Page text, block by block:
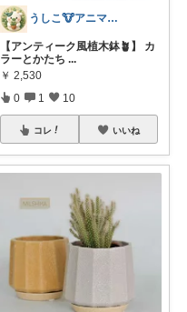
うしこ🐮アニマル&植物大好き🪴
【アンティーク風植木鉢🪴】 カ
ラーとかたち ...
￥ 2,530
0 1 10
コレ いいね